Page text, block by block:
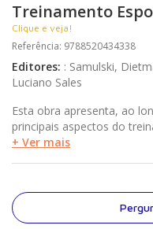
Treinamento
Clique e veja!
Referência: 9788520434338
Editores: : Samulski,
Luciano Sales
Esta obra apresenta, ao
principais aspectos do
características especiais
atividade física com fins
+ Ver mais